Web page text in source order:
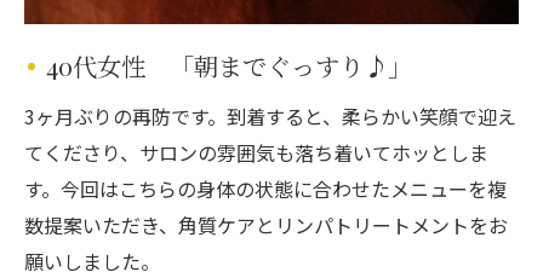
40代女性 「朝までぐっすり♪」
3ヶ月ぶりの再防です。到着すると、柔らかい笑顔で迎え
てくださり、サロンの雰囲気も落ち着いてホッとしま
す。今回はこちらの身体の状態に合わせたメニューを複
数提案いただき、角質ケアとリンパトリートメントをお
願いしました。